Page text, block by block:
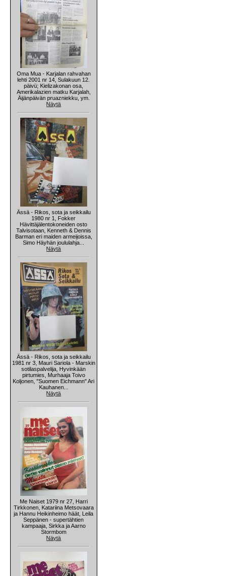
Oma Mua - Karjalan rahvahan
lehti 2001 nr 14, Sulakuun 12.
päivü; Kielizakonan osa,
Amerikalazien matku Karjalah,
Äijänpäivän pruazniekku, ym.
Näytä
Ässä - Rikos, sota ja seikkailu
1980 nr 1, Fokker
Hävittäjälentokoneiden osto
Talvisotaan, Kenneth & Dennis
Barman eri maiden armeijoissa,
Simo Häyhän joululahja...
Näytä
Ässä - Rikos, sota ja seikkailu
1981 nr 3, Mauri Sariola - Marskin
sotilaspalvelija, Hyvinkään
pirtumies, Murhaaja Toivo
Koljonen, "Suomen Eichmann" Ari
Kauhanen...
Näytä
Me Naiset 1979 nr 27, Harri
Tirkkonen, Katariina Metsovaara
ja Hannu Heikinheimo häät, Leila
Seppänen - supertähtien
kampaaja, Sirkka ja Aarno
Stormbom
Näytä